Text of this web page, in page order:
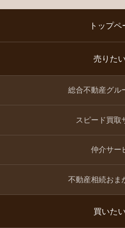
トップペ
売りた
総合不動産グル
スピード買取
仲介サー
不動産相続おま
買いた